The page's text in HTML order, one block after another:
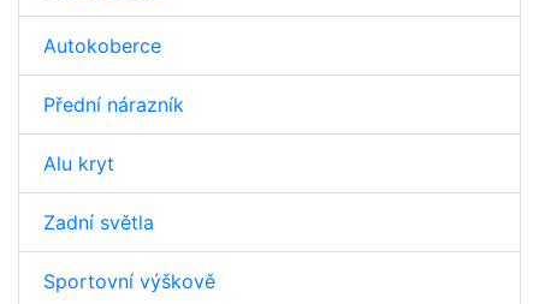
Autokoberce
Přední nárazník
Alu kryt
Zadní světla
Sportovní výškově